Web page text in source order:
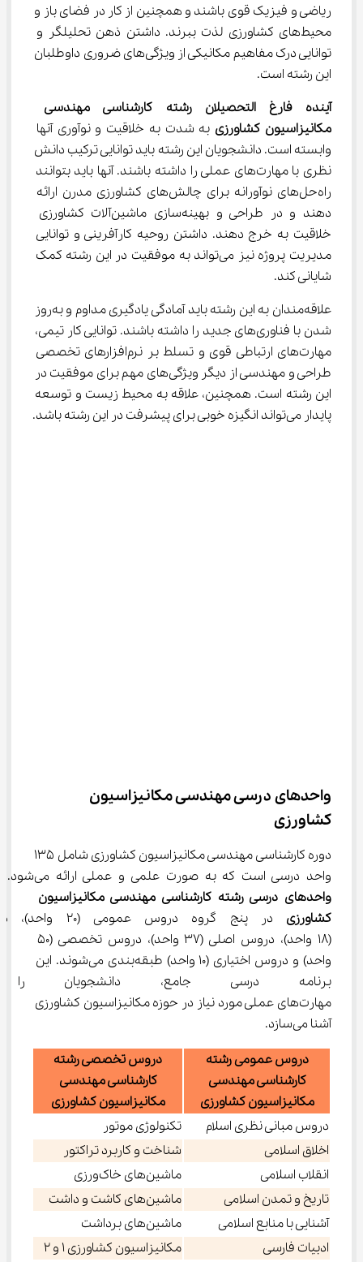
ریاضی و فیزیک قوی باشند و همچنین از کار در فضای باز و
محیط‌های کشاورزی لذت ببرند. داشتن ذهن تحلیلگر و
توانایی درک مفاهیم مکانیکی از ویژگی‌های ضروری داوطلبان
این رشته است.
آینده فارغ التحصیلان رشته کارشناسی مهندسی
مکانیزاسیون کشاورزی به شدت به خلاقیت و نوآوری آنها
وابسته است. دانشجویان این رشته باید توانایی ترکیب دانش
نظری با مهارت‌های عملی را داشته باشند. آنها باید بتوانند
راه‌حل‌های نوآورانه برای چالش‌های کشاورزی مدرن ارائه
دهند و در طراحی و بهینه‌سازی ماشین‌آلات کشاورزی
خلاقیت به خرج دهند. داشتن روحیه کارآفرینی و توانایی
مدیریت پروژه نیز می‌تواند به موفقیت در این رشته کمک
شایانی کند.
علاقه‌مندان به این رشته باید آمادگی یادگیری مداوم و به‌روز
شدن با فناوری‌های جدید را داشته باشند. توانایی کار تیمی،
مهارت‌های ارتباطی قوی و تسلط بر نرم‌افزارهای تخصصی
طراحی و مهندسی از دیگر ویژگی‌های مهم برای موفقیت در
این رشته است. همچنین، علاقه به محیط زیست و توسعه
پایدار می‌تواند انگیزه خوبی برای پیشرفت در این رشته باشد.
واحدهای درسی مهندسی مکانیزاسیون
کشاورزی
واحد درسی است که به صورت علمی و عملی ارائه می‌شود.
واحدهای درسی رشته کارشناسی مهندسی مکانیزاسیون
کشاورزی
در پنج گروه دروس
واحد) و دروس اختیاری (10 واحد) طبقه‌بندی می‌شوند. این
برنامه درسی جامع،
مهارت‌های عملی مورد نیاز در حوزه مکانیزاسیون کشاورزی
آشنا می‌سازد.
دروس عمومی رشته
کارشناسی مهندسی
مکانیزاسیون کشاورزی
دروس تخصصی رشته
کارشناسی مهندسی
مکانیزاسیون کشاورزی
دروس مبانی نظری اسلام
تکنولوژی موتور
اخلاق اسلامی
شناخت و کاربرد تراکتور
انقلاب اسلامی
ماشین‌های خاک‌ورزی
تاریخ و تمدن اسلامی
ماشین‌های کاشت و داشت
آشنایی با منابع اسلامی
ماشین‌های برداشت
ادبیات فارسی
مکانیزاسیون کشاورزی 1 و 2